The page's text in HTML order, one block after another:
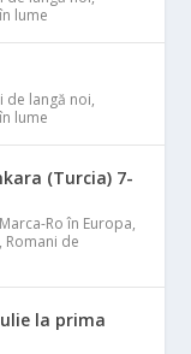
lume
de langă noi,
lume
(Turcia) 7-
Marca-Ro în Europa,
, Romani de
la prima